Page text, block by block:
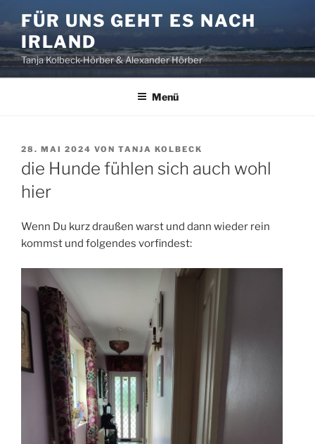
Inhalt
springen
FÜR UNS GEHT ES NACH
IRLAND
Tanja Kolbeck-Hörber & Alexander Hörber
Menü
VERÖFFENTLICHT
AM
28. MAI 2024 VON TANJA KOLBECK
die Hunde fühlen sich auch wohl
hier
Wenn Du kurz draußen warst und dann wieder rein
kommst und folgendes vorfindest: